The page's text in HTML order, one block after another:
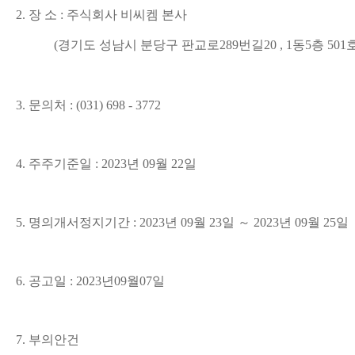
2. 장 소 : 주식회사 비씨켐 본사
(경기도 성남시 분당구 판교로289번길20 , 1동5층 501
3. 문의처 : (031) 698 - 3772
4. 주주기준일 : 2023년 09월 22일
5. 명의개서정지기간 : 2023년 09월 23일 ～ 2023년 09월 25일
6. 공고일 : 2023년09월07일
7. 부의안건